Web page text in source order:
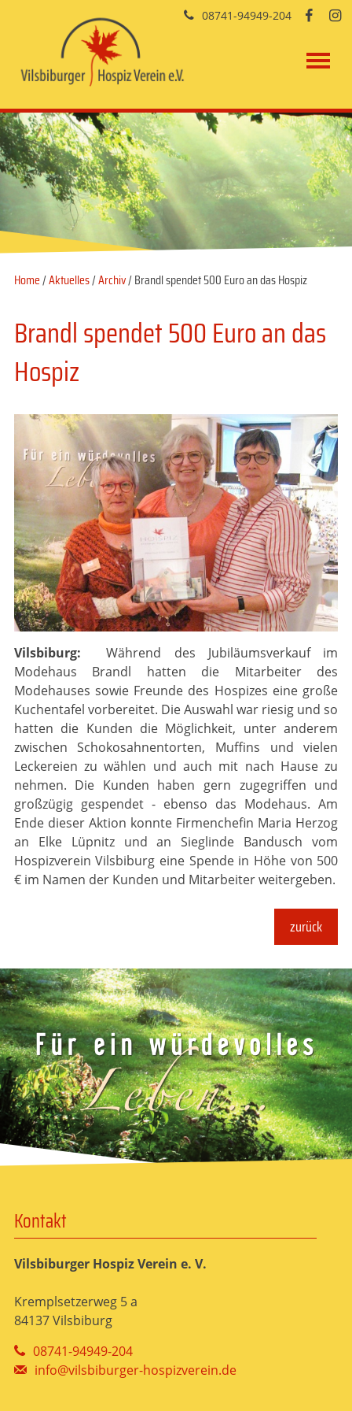
Home/Aktuelles/Archiv/ Brandl spendet 500 Euro an das Hospiz
Brandl spendet 500 Euro an das
Hospiz
Vilsbiburg:
Während des Jubiläumsverkauf im
Modehaus Brandl hatten die Mitarbeiter des
Modehauses sowie Freunde des Hospizes eine große
Kuchentafel vorbereitet. Die Auswahl war riesig und so
hatten die Kunden die Möglichkeit, unter anderem
zwischen Schokosahnentorten, Muffins und vielen
Leckereien zu wählen und auch mit nach Hause zu
nehmen. Die Kunden haben gern zugegriffen und
großzügig gespendet - ebenso das Modehaus. Am
Ende dieser Aktion konnte Firmenchefin Maria Herzog
an Elke Lüpnitz und an Sieglinde Bandusch vom
Hospizverein Vilsbiburg eine Spende in Höhe von 500
€ im Namen der Kunden und Mitarbeiter weitergeben.
zurück
Kontakt
Vilsbiburger Hospiz Verein e. V.
Kremplsetzerweg 5 a
84137 Vilsbiburg
08741-94949-204
info@vilsbiburger-hospizverein.de
08741-94949-204  